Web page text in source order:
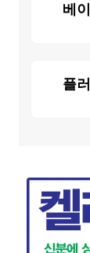
베
플